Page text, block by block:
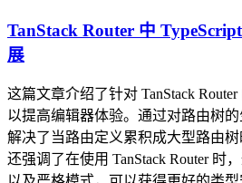
TanStack Router 中
展
这篇文章介绍了针对 TanStack Router
以提高编辑器体验。通过对路由树的
解决了当路由定义累积成大型路由
还强调了在使用 TanStack Router 时